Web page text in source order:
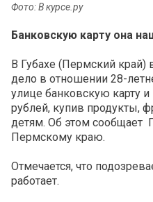
Фото: В курсе.ру
Банковскую карту она
В Губахе (Пермский край)
дело в отношении 28-
улице банковскую карту и
рублей, купив продукты,
детям. Об этом сообщает
Пермскому краю.
Отмечается, что
работает.